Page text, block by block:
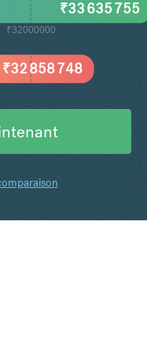
₹32000000
₹32 858 748
₹33 635 755